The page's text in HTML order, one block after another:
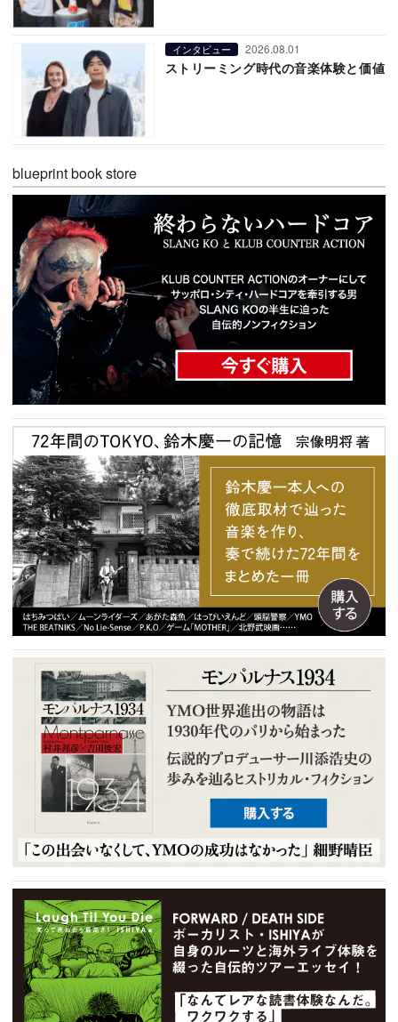
インタビュー 2026.08.01
ストリーミング時代の音楽体験と価値
blueprint book store